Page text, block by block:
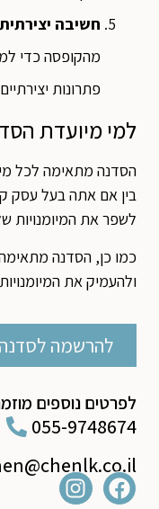
חשיבה
מהקופסה כדי
פתרונות
למי מיועדת
הסדנה מתאימה לכל
בין אם אתה בעל עסק
לשפר את המיומנויות
כמו כן, הסדנה
ולהעמיק את
להרשמה לסדנה
לפרטים נוספים
055-9748674